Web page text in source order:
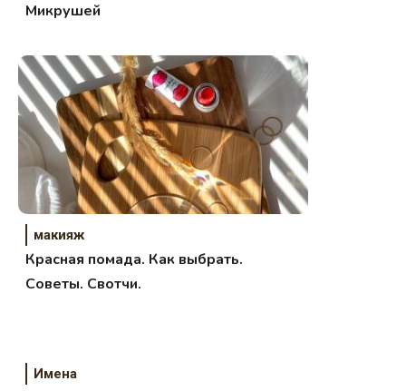
Микрушей
макияж
Красная помада. Как выбрать.
Советы. Свотчи.
Имена